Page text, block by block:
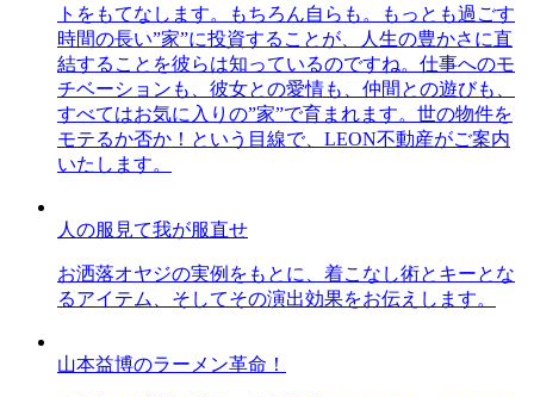
トをもてなします。もちろん自らも。もっとも過ごす
時間の長い”家”に投資することが、人生の豊かさに直
結することを彼らは知っているのですね。仕事へのモ
チベーションも、彼女との愛情も、仲間との遊びも、
すべてはお気に入りの”家”で育まれます。世の物件を
モテるか否か！という目線で、LEON不動産がご案内
いたします。
人の服見て我が服直せ
お洒落オヤジの実例をもとに、着こなし術とキーとな
るアイテム、そしてその演出効果をお伝えします。
山本益博のラーメン革命！